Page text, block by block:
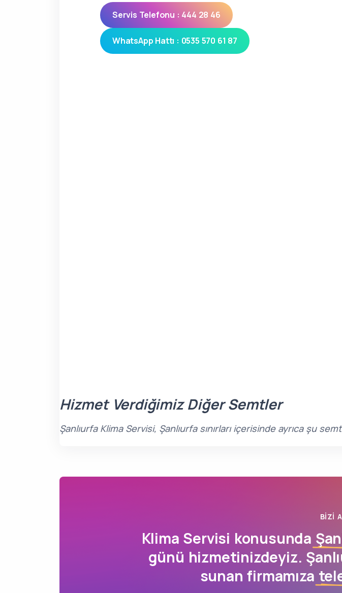
Servis Telefonu : 444 28 46
WhatsApp Hattı : 0535 570 61 87
Hizmet Verdiğimiz Diğer Semtler
Şanlıurfa Klima Servisi, Şanlıurfa sınırları içerisinde ayrıca şu
BIZI
Klima Servisi konusunda
günü hizmetinizdeyiz.
sunan firmamıza